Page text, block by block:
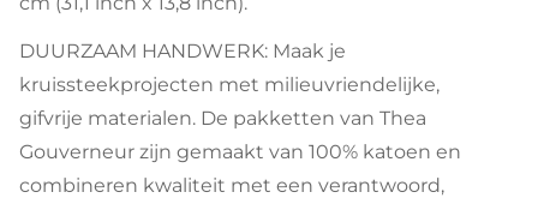
DUURZAAM HANDWERK: Maak je
kruissteekprojecten met milieuvriendelijke,
gifvrije materialen. De pakketten van Thea
Gouverneur zijn gemaakt van 100% katoen en
combineren kwaliteit met een verantwoord,